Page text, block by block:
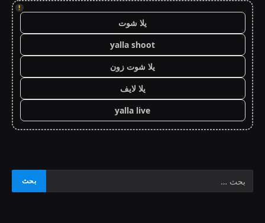
!
يلا شوت
yalla shoot
يلا شوت زون
يلا لايف
yalla live